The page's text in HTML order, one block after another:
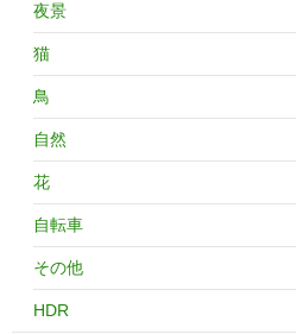
夜景
猫
鳥
自然
花
自転車
その他
HDR